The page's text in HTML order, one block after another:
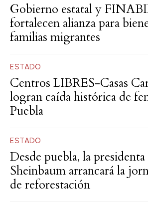
Gobierno estatal y
fortalecen alianza para
familias migrantes
ESTADO
Centros LIBRES-Casas
logran caída histórica de
Puebla
ESTADO
Desde puebla, la
Sheinbaum arrancará la
de reforestación